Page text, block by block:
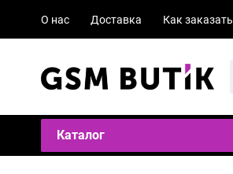
О нас Доставка Как заказать
Каталог